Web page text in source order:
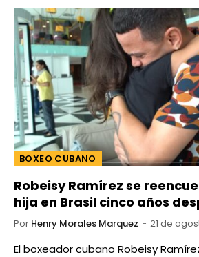
BOXEO CUBANO
Robeisy Ramírez se
hija en Brasil cinco años
Por Henry Morales Marquez 21 de
El boxeador cubano Robeisy